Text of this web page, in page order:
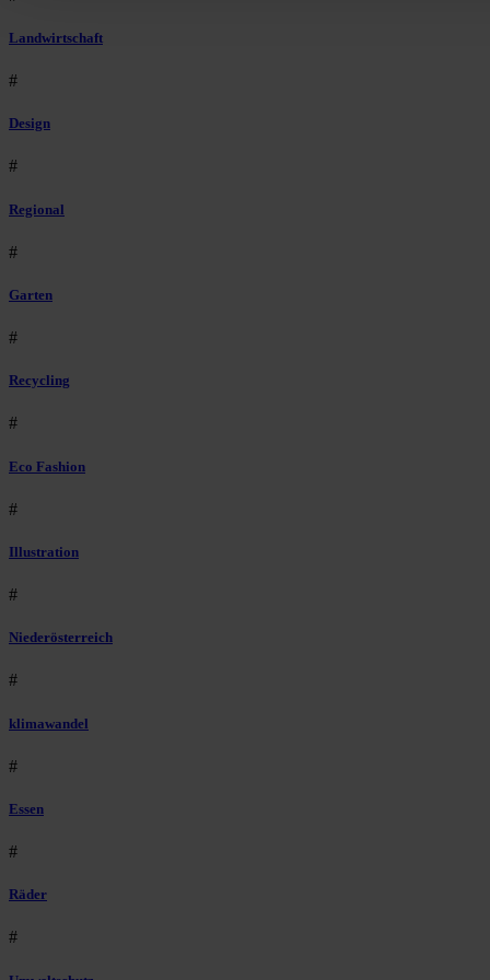
Landwirtschaft
#
Design
#
Regional
#
Garten
#
Recycling
#
Eco Fashion
#
Illustration
#
Niederösterreich
#
klimawandel
#
Essen
#
Räder
#